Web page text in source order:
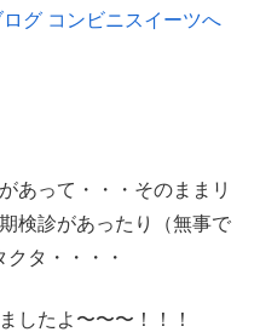
あって・・・そのままリ
検診があったり（無事で
タ・・・・
したよ〜〜〜！！！